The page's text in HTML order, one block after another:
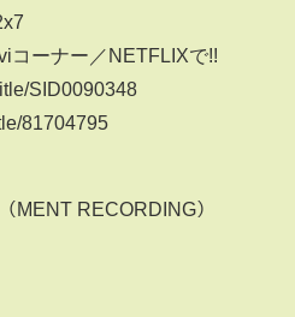
ーナー／NETFLIXで!!
SID0090348
81704795
MENT RECORDING）